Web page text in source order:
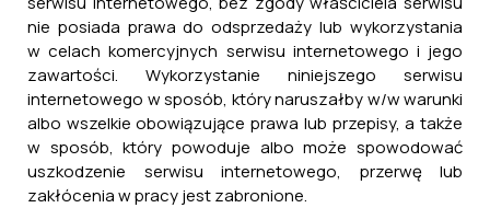
nie posiada prawa do odsprzedaży lub wykorzystania
w celach komercyjnych serwisu internetowego i jego
zawartości. Wykorzystanie niniejszego serwisu
internetowego w sposób, który naruszałby w/w warunki
albo wszelkie obowiązujące prawa lub przepisy, a także
w sposób, który powoduje albo może spowodować
uszkodzenie serwisu internetowego, przerwę lub
zakłócenia w pracy jest zabronione.